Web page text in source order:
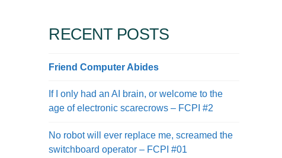
RECENT POSTS
Friend Computer Abides
If I only had an AI brain, or welcome to the
age of electronic scarecrows – FCPI #2
No robot will ever replace me, screamed the
switchboard operator – FCPI #01